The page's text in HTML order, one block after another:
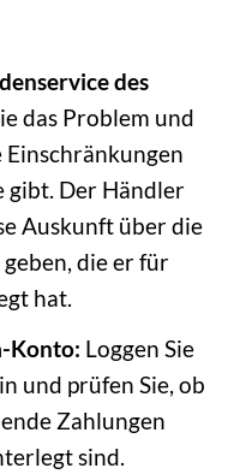
des
das Problem und
Einschränkungen
gibt. Der Händler
Auskunft über die
die er für
hat.
Konto: Loggen Sie
und prüfen Sie, ob
Zahlungen
sind.